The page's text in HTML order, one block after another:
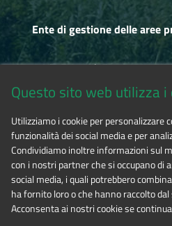
Ente di gestione delle aree
Via Fransuà Fontan, 1 -
Tel.
E-mail
Questo sito web utilizza i
Utilizziamo i cookie per
funzionalità dei social media e per
Condividiamo inoltre informazioni sul
con i nostri partner che si occupano di
social media, i quali potrebbero
ha fornito loro o che hanno raccolto
Acconsenta ai nostri cookie se